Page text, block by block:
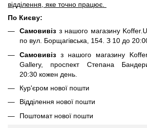
відділення, яке точно працює.
По Києву:
Самовивіз з нашого магазину
по вул. Борщагівська, 154. З 10 до
Самовивіз з нашого магазину
Gallery, проспект Степана
20:30 кожен день.
Кур'єром нової пошти
Відділення нової пошти
Поштомат нової пошти